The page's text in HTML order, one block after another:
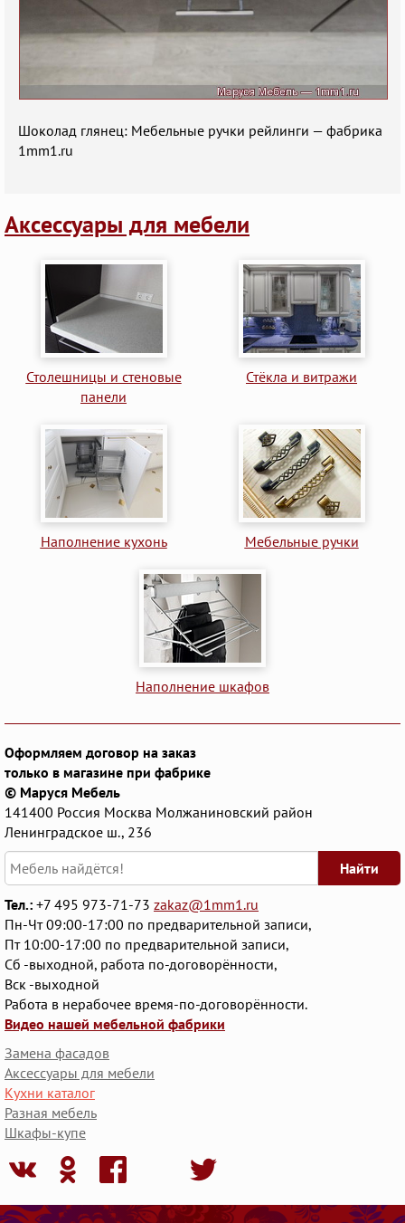
Шоколад глянец: Мебельные ручки рейлинги — фабрика
1mm1.ru
Аксессуары для мебели
Столешницы и стеновые
панели
Стёкла и витражи
Наполнение кухонь Мебельные ручки
Наполнение шкафов
Оформляем договор на заказ
только в магазине при фабрике
© Маруся Мебель
141400 Россия Москва Молжаниновский район
Ленинградское ш., 236
Найти
Тел.: +7 495 973-71-73 zakaz@1mm1.ru
Пн-Чт 09:00-17:00 по предварительной записи,
Пт 10:00-17:00 по предварительной записи,
Сб -выходной, работа по-договорённости,
Вск -выходной
Работа в нерабочее время-по-договорённости.
Видео нашей мебельной фабрики
Замена фасадов
Аксессуары для мебели
Кухни каталог
Разная мебель
Шкафы-купе